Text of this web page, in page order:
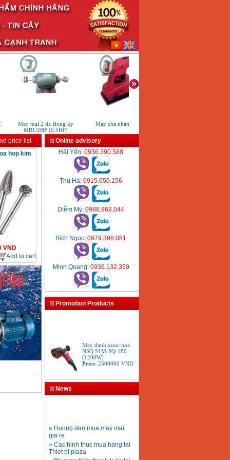
May mai 2 da Hong ky
MB1/2HP (0.5HP)
May cha nham Skil 7335
price list
hop kim
VND
Add to cart
Online advisory
Hải Yến: 0936.390.588
Thu Hà: 0915.650.156
Diễm My: 0988.968.044
Bích Ngọc: 0979.398.051
Minh Quang: 0936.132.359
Promotion Products
May danh xuoc nox
NSQ S1M-SQ-180
(1200W)
Price:2500000 VND
May mai 180mm
(2000W)
Price:3438000VND
News
» Huong dan mua may mai
gia re
» Cac hinh thuc mua hang tai
Thiet bi plaza
» Phương thức thanh toán tại